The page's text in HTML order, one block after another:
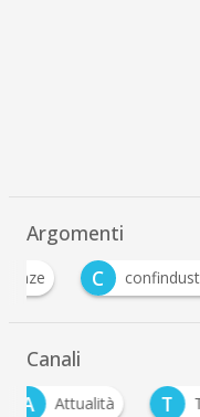
Argomenti
C
confindustria
Canali
A
Attualità T